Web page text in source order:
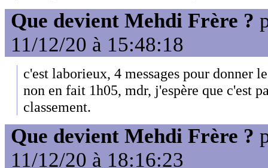
Que devient Mehdi Frère ?
11/12/20 à 15:48:18
c'est laborieux, 4 messages pour donner
non en fait 1h05, mdr, j'espère que c'est
classement.
Que devient Mehdi Frère ?
11/12/20 à 18:16:23